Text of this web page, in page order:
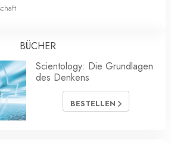
BÜCHER
Scientology: Die Grundlagen
des Denkens
BESTELLEN